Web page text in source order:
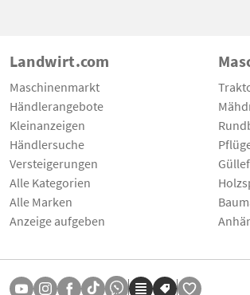
Landwirt.com
Maschinenmarkt
Händlerangebote
Kleinanzeigen
Händlersuche
Versteigerungen
Alle Kategorien
Alle Marken
Anzeige aufgeben